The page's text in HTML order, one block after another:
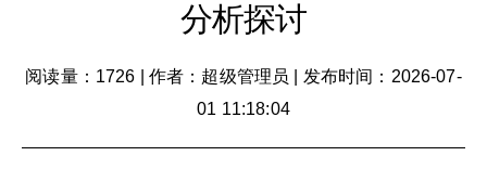
分析探讨
阅读量：1726 作者：超级管理员
发布时间：2026-07-
01 11:18:04